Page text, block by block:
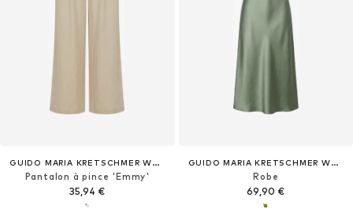
GUIDO MARIA KRETSCHMER WOMEN
Pantalon à pince 'Emmy'
35,94 €
GUIDO MARIA KRETSCHMER WOMEN
Robe
69,90 €